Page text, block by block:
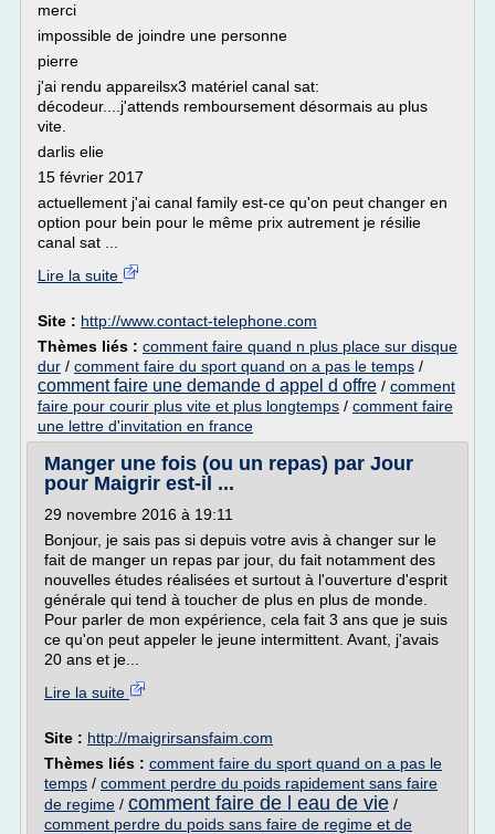
merci
impossible de joindre une personne
pierre
j'ai rendu appareilsx3 matériel canal sat:
décodeur....j'attends remboursement désormais au plus
vite.
darlis elie
15 février 2017
actuellement j'ai canal family est-ce qu'on peut changer en
option pour bein pour le même prix autrement je résilie
canal sat ...
Lire la suite
Site : http://www.contact-telephone.com
Thèmes liés : comment faire quand n plus place sur disque
dur / comment faire du sport quand on a pas le temps /
comment faire une demande d appel d offre / comment
faire pour courir plus vite et plus longtemps / comment faire
une lettre d'invitation en france
Manger une fois (ou un repas) par Jour
pour Maigrir est-il ...
29 novembre 2016 à 19:11
Bonjour, je sais pas si depuis votre avis à changer sur le
fait de manger un repas par jour, du fait notamment des
nouvelles études réalisées et surtout à l'ouverture d'esprit
générale qui tend à toucher de plus en plus de monde.
Pour parler de mon expérience, cela fait 3 ans que je suis
ce qu'on peut appeler le jeune intermittent. Avant, j'avais
20 ans et je...
Lire la suite
Site : http://maigrirsansfaim.com
Thèmes liés : comment faire du sport quand on a pas le
temps / comment perdre du poids rapidement sans faire
de regime / comment faire de l eau de vie /
comment perdre du poids sans faire de regime et de